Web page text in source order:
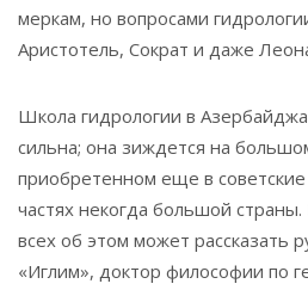
меркам, но вопросами
Аристотель, Сократ и даже
Школа гидрологии в
сильна; она зиждется на
приобретенном еще в
частях некогда большой
всех об этом может рассказать
«Иглим», доктор философии по